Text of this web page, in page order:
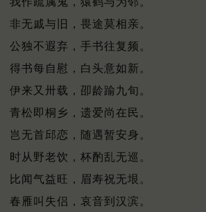
非无戚与旧，畏途莫相亲。
公独不遐弃，手书往复频。
得书每自慰，白头意如新。
伊来又卅载，卲龄踰九旬。
青松即桐乡，遗爱尚在民。
岂无首邱恋，随遇暂安身。
时从野老饮，杯酌乱无巡。
比闻气益旺，眉寿祝无垠。
春雁叫失侣，哀音到汉滨。